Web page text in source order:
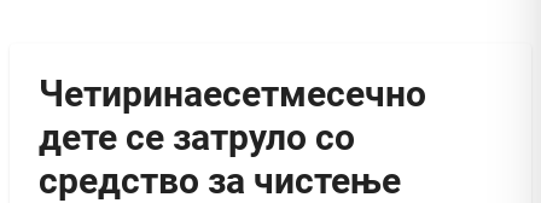
Четиринаесетмесечно
дете се затруло со
средство за чистење